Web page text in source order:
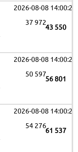
2026-08-08 14:00:29
43 550
37 972
2026-08-08 14:00:29
56 801
50 597
2026-08-08 14:00:29
61 537
54 276